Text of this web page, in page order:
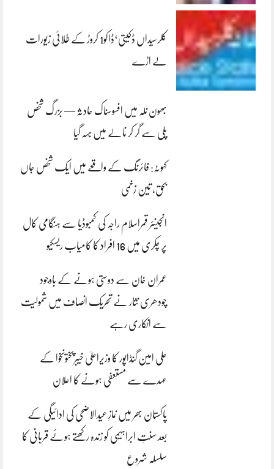
کلرسیداں ڈکیتی‘ڈاکو1 کروڑ کے طلائی زیورات
لے اڑے
بھون نلہ میں افسوسناک حادثہ — بزرگ شخص
پلی سے گر کر نالے میں بہہ گیا
کہوٹہ: فائرنگ کے واقعے میں ایک شخص جاں
بحق، تین زخمی
انجینئر قمراسلام راجہ کی کمبوڈیا سے ہنگامی کال
پر چکری میں 16 افراد کا کامیاب ریسکیو
عمران خان سے دوستی ہونے کے باوجود
چودھری نثار نے تحریک انصاف میں شمولیت
سے انکاری رہے
علی امین گنڈاپور کا وزیراعلیٰ خیبرپختونخوا کے
عہدے سے مستعفی ہونے کا اعلان
پاکستان بھر میں نمازِ عیدالاضحی کی ادائیگی کے
بعد سنتِ ابراہیمی کو زندہ رکھتے ہوئے قربانی کا
سلسلہ شروع